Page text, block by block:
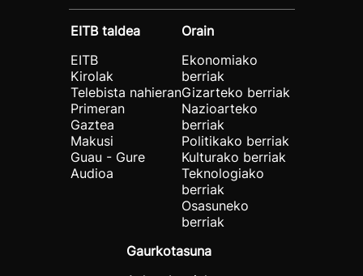
EITB taldea
EITB
Kirolak
Telebista nahieran
Primeran
Gaztea
Makusi
Guau - Gure
Audioa
Orain
Ekonomiako
berriak
Gizarteko berriak
Nazioarteko
berriak
Politikako berriak
Kulturako berriak
Teknologiako
berriak
Osasuneko
berriak
Gaurkotasuna